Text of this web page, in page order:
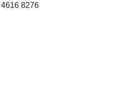
8276